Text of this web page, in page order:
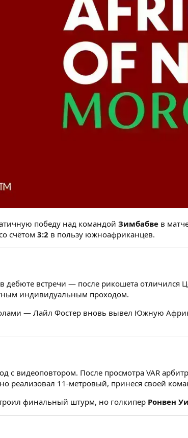
победу над командой Зимбабве в
счётом 3:2 в пользу южноафриканцев.
дебюте встречи — после рикошета отличился
индивидуальным проходом.
— Лайл Фостер вновь вывел Южную
с видеоповтором. После просмотра VAR
реализовал 11-метровый, принеся своей
финальный штурм, но голкипер Ронвен